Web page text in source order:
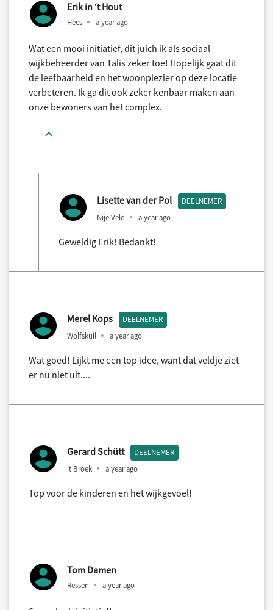
Erik in ‘t Hout
Hees a year ago
Wat een mooi initiatief, dit juich ik als sociaal
wijkbeheerder van Talis zeker toe! Hopelijk gaat dit
de leefbaarheid en het woonplezier op deze locatie
verbeteren. Ik ga dit ook zeker kenbaar maken aan
onze bewoners van het complex.
Lisette van der Pol DEELNEMER
Nije Veld a year ago
Geweldig Erik! Bedankt!
Merel Kops DEELNEMER
Wolfskuil a year ago
Wat goed! Lijkt me een top idee, want dat veldje ziet
er nu niet uit....
Gerard Schütt DEELNEMER
't Broek a year ago
Top voor de kinderen en het wijkgevoel!
Tom Damen
Ressen a year ago